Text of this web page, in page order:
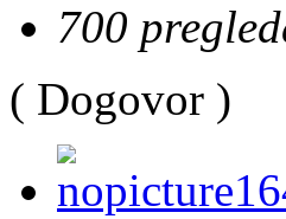
700
( Dogovor )